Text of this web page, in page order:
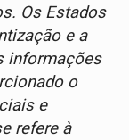
Os Estados
e a
informações
o
e
refere à